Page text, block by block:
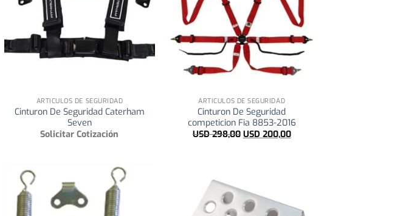
ARTICULOS DE SEGURIDAD
Cinturon De Seguridad Caterham
Seven
Solicitar Cotización
ARTICULOS DE SEGURIDAD
Cinturon De Seguridad
competicion Fia 8853-2016
USD298,00 El
USD200,00El